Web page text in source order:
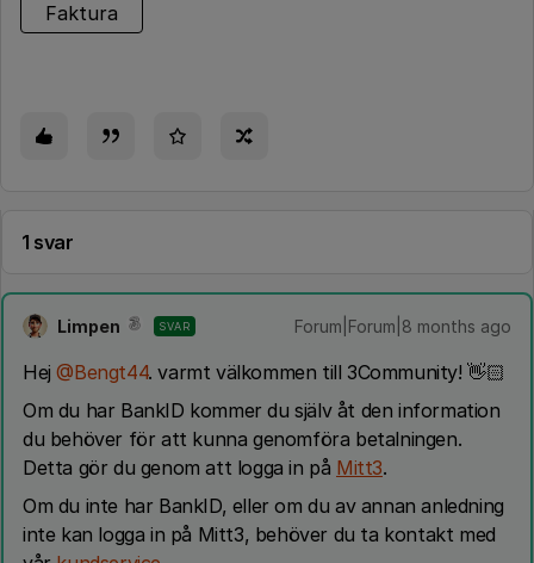
Faktura
1 svar
Limpen SVAR Forum|Forum|8 months ago
Hej ​@Bengt44. varmt välkommen till 3Community! 👋🏻
Om du har BankID kommer du själv åt den information
du behöver för att kunna genomföra betalningen.
Detta gör du genom att logga in på Mitt3.
Om du inte har BankID, eller om du av annan anledning
inte kan logga in på Mitt3, behöver du ta kontakt med